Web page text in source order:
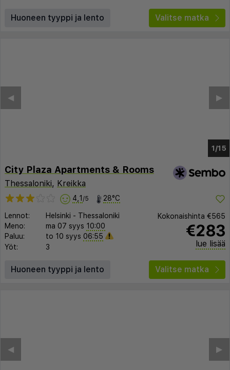
Huoneen tyyppi ja lento Valitse matka
1/10
▶︎
◀︎
City Plaza Apartments & Rooms
Thessaloniki, Kreikka
4,1 /5 28°C
Lennot: Helsinki - Thessaloniki
Meno:
ma 07 syys 10:00
Paluu:
to 10 syys 06:55
Yöt:
3
Kokonaishinta €565
€283
lue lisää
Huoneen tyyppi ja lento Valitse matka
▶︎
◀︎